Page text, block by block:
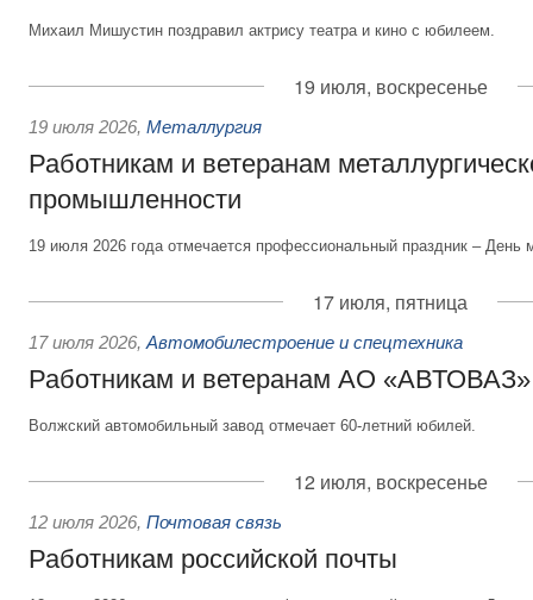
Михаил Мишустин поздравил актрису театра и кино с юбилеем.
19 июля, воскресенье
19 июля 2026, Металлургия
Работникам и ветеранам
промышленности
19 июля 2026 года отмечается профессиональный праздник – День
17 июля, пятница
17 июля 2026, Автомобилестроение и спецтехника
Работникам и ветеранам АО «АВТОВАЗ»
Волжский автомобильный завод отмечает 60-летний юбилей.
12 июля, воскресенье
12 июля 2026, Почтовая связь
Работникам российской почты